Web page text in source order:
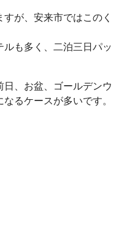
が、安来市ではこのく
も多く、二泊三日パッ
日、お盆、ゴールデンウ
るケースが多いです。